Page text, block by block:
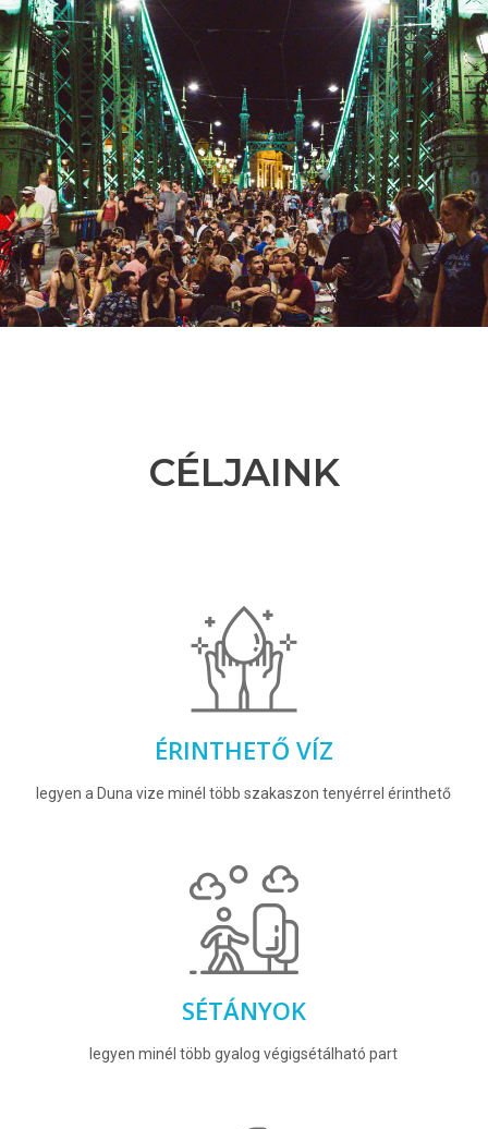
CÉLJAINK
ÉRINTHETŐ VÍZ
legyen a Duna vize minél több szakaszon tenyérrel érinthető
SÉTÁNYOK
legyen minél több gyalog végigsétálható part